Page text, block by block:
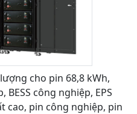
cho pin 68,8 kWh,
công nghiệp, EPS
cao, pin công nghiệp, pin